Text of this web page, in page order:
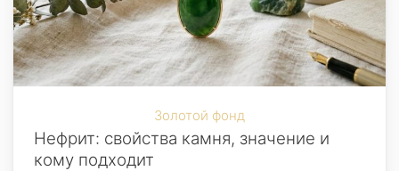
Золотой фонд
Нефрит: свойства камня, значение и
кому подходит